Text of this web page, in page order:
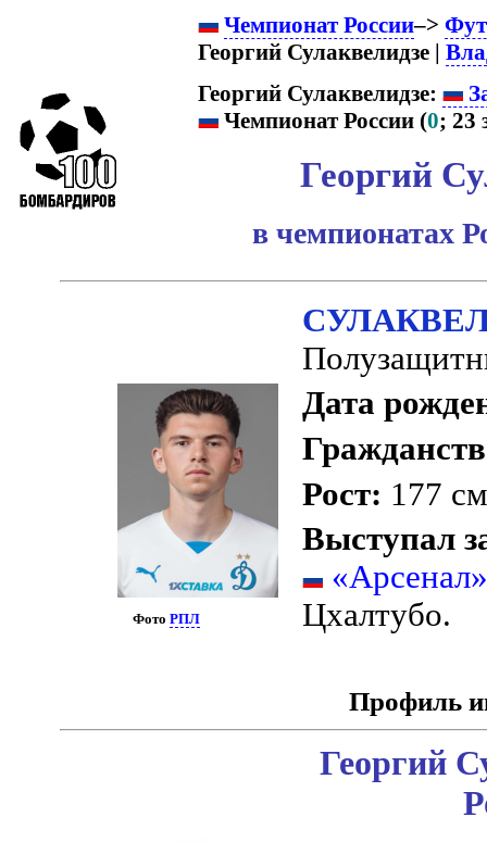
Чемпионат России–>
Георгий Сулаквелидзе |
Георгий Сулаквелидзе:
Чемпионат России (0; 23
Георгий
в чемпионатах
ФотоРПЛ
Дата
Рост: 177
Выступал
Цхалтубо.
Профиль
Георгий